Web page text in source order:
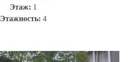
Этаж: 1
Этажность: 4